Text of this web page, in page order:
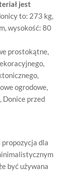
jest
to: 273 kg,
wysokość: 80
prostokątne,
,
,
ogrodowe,
, Donice przed
dla
być używana